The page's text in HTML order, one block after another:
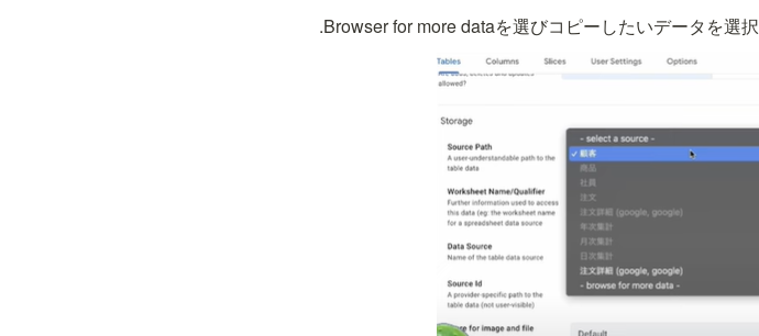
.Browser for more dataを選びコピーしたいデータを選択